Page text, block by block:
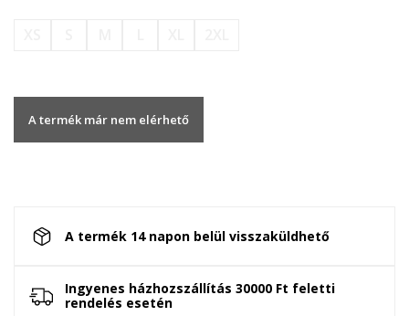
A termék már nem elérhető
A termék 14 napon belül visszaküldhető
Ingyenes házhozszállítás 30000 Ft feletti
rendelés esetén